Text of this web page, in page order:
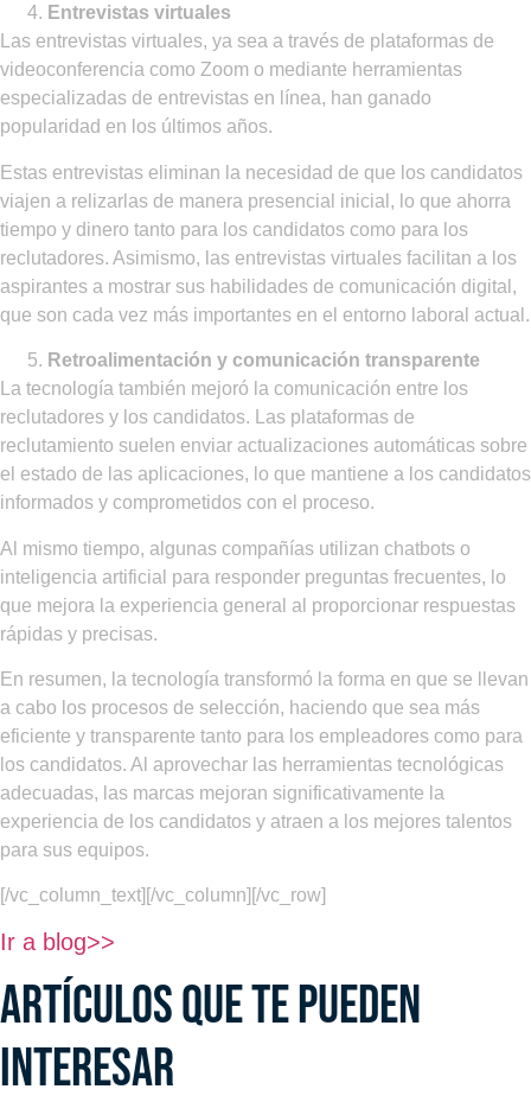
Entrevistas virtuales
Las entrevistas virtuales, ya sea a través de plataformas de
videoconferencia como Zoom o mediante herramientas
especializadas de entrevistas en línea, han ganado
popularidad en los últimos años.
Estas entrevistas eliminan la necesidad de que los candidatos
viajen a relizarlas de manera presencial inicial, lo que ahorra
tiempo y dinero tanto para los candidatos como para los
reclutadores. Asimismo, las entrevistas virtuales facilitan a los
aspirantes a mostrar sus habilidades de comunicación digital,
que son cada vez más importantes en el entorno laboral actual.
Retroalimentación y comunicación transparente
La tecnología también mejoró la comunicación entre los
reclutadores y los candidatos. Las plataformas de
reclutamiento suelen enviar actualizaciones automáticas sobre
el estado de las aplicaciones, lo que mantiene a los candidatos
informados y comprometidos con el proceso.
Al mismo tiempo, algunas compañías utilizan chatbots o
inteligencia artificial para responder preguntas frecuentes, lo
que mejora la experiencia general al proporcionar respuestas
rápidas y precisas.
En resumen, la tecnología transformó la forma en que se llevan
a cabo los procesos de selección, haciendo que sea más
eficiente y transparente tanto para los empleadores como para
los candidatos. Al aprovechar las herramientas tecnológicas
adecuadas, las marcas mejoran significativamente la
experiencia de los candidatos y atraen a los mejores talentos
para sus equipos.
[/vc_column_text][/vc_column][/vc_row]
Ir a blog>>
ARTÍCULOS QUE TE PUEDEN
INTERESAR